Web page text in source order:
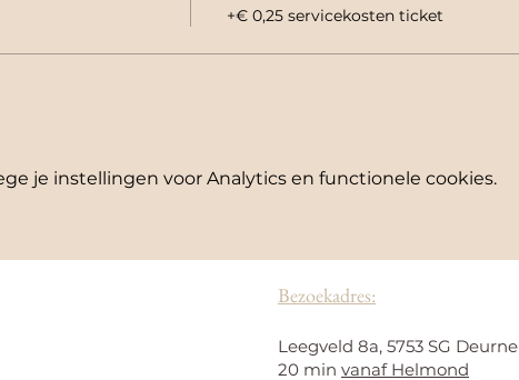
+€ 0,25 servicekosten ticket
je instellingen voor Analytics en functionele cookies.
Bezoekadres:
Leegveld 8a, 5753 SG Deurne
20 min vanaf Helmond